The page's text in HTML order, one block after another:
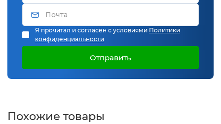
Я прочитал и согласен с условиями Политики
конфиденциальности
Отправить
Похожие товары